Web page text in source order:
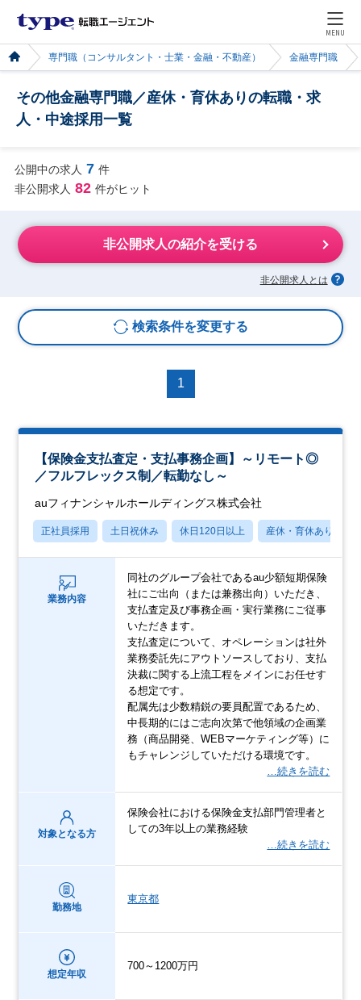
MENU
専門職（コンサルタント・士業・金融・不動産） 金融専門職
その他金融専門職／産休・育休ありの転職・求
人・中途採用一覧
公開中の求人 7 件
非公開求人 82 件がヒット
非公開求人の紹介を受ける
非公開求人とは
検索条件を変更する
1
【保険金支払査定・支払事務企画】～リモート◎
／フルフレックス制／転勤なし～
auフィナンシャルホールディングス株式会社
正社員採用 土日祝休み 休日120日以上 産休・育休あり
業務内容
同社のグループ会社であるau少額短期保険
社にご出向（または兼務出向）いただき、
支払査定及び事務企画・実行業務にご従事
いただきます。
支払査定について、オペレーションは社外
業務委託先にアウトソースしており、支払
決裁に関する上流工程をメインにお任せす
る想定です。
配属先は少数精鋭の要員配置であるため、
中長期的にはご志向次第で他領域の企画業
務（商品開発、WEBマーケティング等）に
もチャレンジしていただける環境です。
…続きを読む
対象となる方
保険会社における保険金支払部門管理者と
しての3年以上の業務経験
…続きを読む
勤務地
東京都
想定年収
700～1200万円